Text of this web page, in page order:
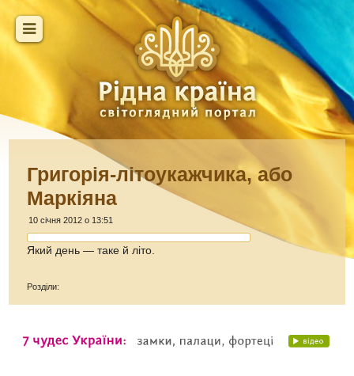
Григорія-літоукажчика, або
Маркіяна
10 січня 2012 о 13:51
Який день — таке й літо.
Розділи: